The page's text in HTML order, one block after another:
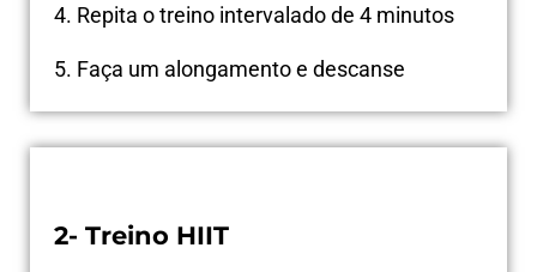
4. Repita o treino intervalado de 4 minutos
5. Faça um alongamento e descanse
2- Treino HIIT